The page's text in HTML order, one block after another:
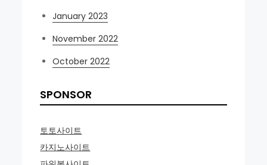
January 2023
November 2022
October 2022
SPONSOR
토토사이트
카지노사이트